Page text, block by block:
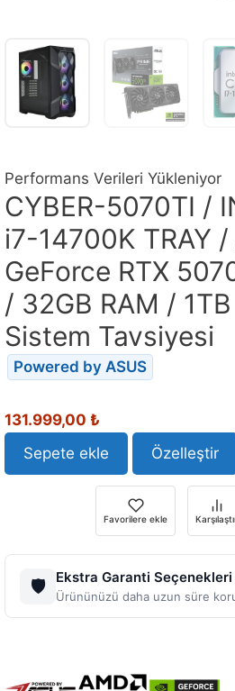
Performans Verileri Yükleniyor
CYBER-5070TI /
i7-14700K TRAY /
GeForce RTX
/ 32GB RAM /
Sistem Tavsiyesi
Powered by ASUS
fiyat:
148.143,60 ₺.
131.999,00 ₺
fiyat:
131.999,00 ₺.
Sepete ekle Özelleştir
Favorilere ekle
🛡️ Ekstra Garanti Seçenekleri
Ürününüzü daha uzun süre